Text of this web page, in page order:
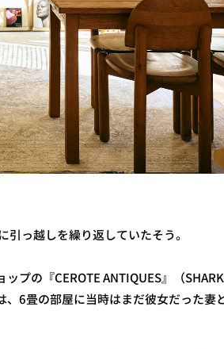
っ越しを繰り返していたそう。
プの『CEROTE ANTIQUES』（
6畳の部屋に当時はまだ彼女だった妻